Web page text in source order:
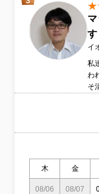
す
イ
私
わ
そ
ニ
木 金
08/06
08/07